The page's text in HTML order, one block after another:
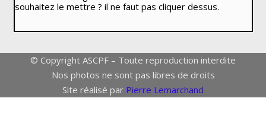
souhaitez le mettre ? il ne faut pas cliquer dessus.
© Copyright ASCPF – Toute reproduction interdite
Nos photos ne sont pas libres de droits
Site réalisé par Pierre Lemarchand